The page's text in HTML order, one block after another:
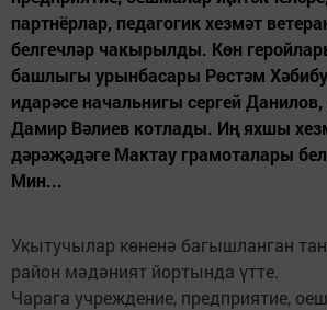
партнёрлар, педагогик хезмәт
белгечләр чакырылды. Көн
башлыгы урынбасары Рөстәм
идарәсе начальнигы сергей
Дамир Вәлиев котлады. Иң яхшы
дәрәҗәдәге Мактау грамоталары
Мин...
Укытучылар көненә багышланган
район мәдәният йортында үтте.
Чарага учреждение, предприятие,